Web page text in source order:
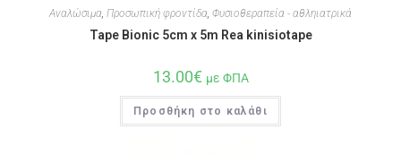
Αναλώσιμα, Προσωπική φροντίδα, Φυσιοθεραπεία - αθληιατρικά
Tape Bionic 5cm x 5m Rea kinisiotape
13.00€ με ΦΠΑ
Προσθήκη στο καλάθι